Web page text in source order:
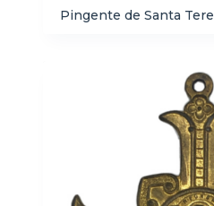
Pingente de Santa